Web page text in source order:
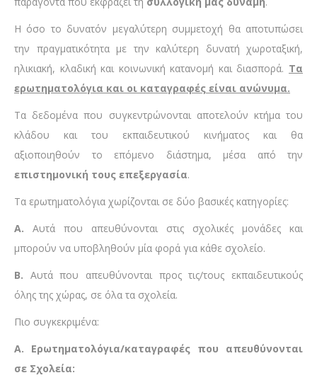
Η όσο το δυνατόν μεγαλύτερη συμμετοχή θα αποτυπώσει
την πραγματικότητα με την καλύτερη δυνατή χωροταξική,
ηλικιακή, κλαδική και κοινωνική κατανομή και διασπορά. Τα
ερωτηματολόγια και οι καταγραφές είναι ανώνυμα.
Τα δεδομένα που συγκεντρώνονται αποτελούν κτήμα του
κλάδου και του εκπαιδευτικού κινήματος και θα
αξιοποιηθούν το επόμενο διάστημα, μέσα από την
επιστημονική τους επεξεργασία.
Τα ερωτηματολόγια χωρίζονται σε δύο βασικές κατηγορίες:
Α. Αυτά που απευθύνονται στις σχολικές μονάδες και
μπορούν να υποβληθούν μία φορά για κάθε σχολείο.
Β. Αυτά που απευθύνονται προς τις/τους εκπαιδευτικούς
όλης της χώρας, σε όλα τα σχολεία.
Πιο συγκεκριμένα:
Α. Ερωτηματολόγια/καταγραφές που απευθύνονται
σε Σχολεία: